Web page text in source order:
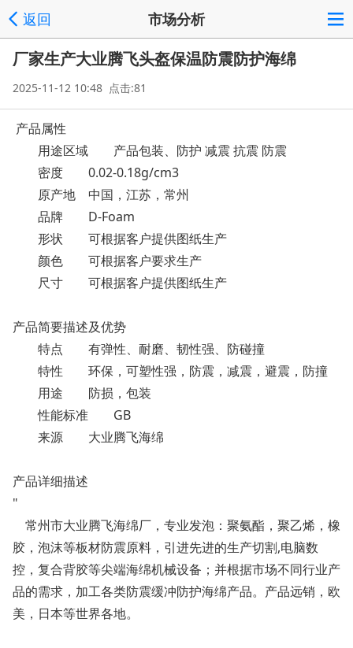
返回 市场分析
厂家生产大业腾飞头盔保温防震防护海绵
2025-11-12 10:48 点击:81
产品属性
用途区域
产品包装、防护 减震 抗震 防震
密度
0.02-0.18g/cm3
原产地
中国，江苏，常州
品牌
D-Foam
形状
可根据客户提供图纸生产
颜色
可根据客户要求生产
尺寸
可根据客户提供图纸生产
产品简要描述及优势
特点
有弹性、耐磨、韧性强、防碰撞
特性
环保，可塑性强，防震，减震，避震，防撞
用途
防损，包装
性能标准
GB
来源
大业腾飞海绵
产品详细描述
"
常州市大业腾飞海绵厂，专业发泡：聚氨酯，聚乙烯，橡
胶，泡沫等板材防震原料，引进先进的生产切割,电脑数
控，复合背胶等尖端海绵机械设备；并根据市场不同行业产
品的需求，加工各类防震缓冲防护海绵产品。产品远销，欧
美，日本等世界各地。